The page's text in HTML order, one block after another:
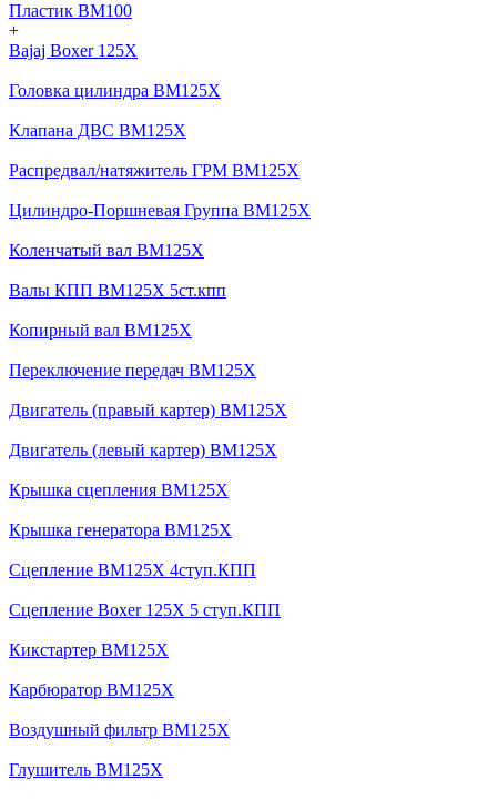
Пластик BM100
+
Bajaj Boxer 125X
Головка цилиндра BM125X
Клапана ДВС BM125X
Распредвал/натяжитель ГРМ BM125X
Цилиндро-Поршневая Группа BM125X
Коленчатый вал BM125X
Валы КПП BM125X 5ст.кпп
Копирный вал BM125X
Переключение передач BM125X
Двигатель (правый картер) BM125X
Двигатель (левый картер) BM125X
Крышка сцепления BM125X
Крышка генератора BM125X
Сцепление BM125X 4ступ.КПП
Сцепление Boxer 125X 5 ступ.КПП
Кикстартер BM125X
Карбюратор BM125X
Воздушный фильтр BM125X
Глушитель BM125X